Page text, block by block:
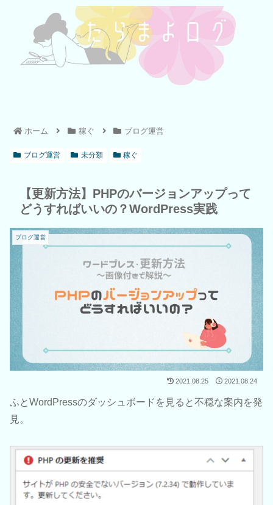
ホーム 稼ぐ ブログ運営
ブログ運営 未分類 稼ぐ
【更新方法】PHPのバージョンアップって
どうすればいいの？WordPress実践
ブログ運営
2021.08.25 2021.08.24
ふとWordPressのダッシュボードを見ると不穏な案内を発
見。